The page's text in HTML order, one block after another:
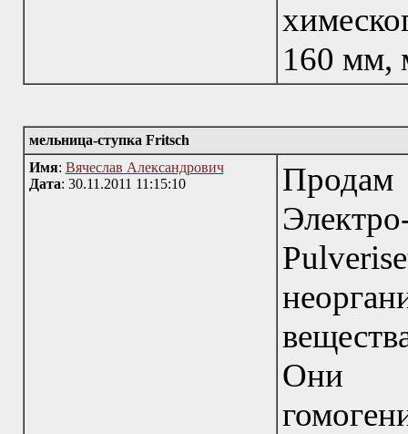
160 мм,
мельница-ступка Fritsch
Имя: Вячеслав Александрович
Дата: 30.11.2011 11:15:10
Они